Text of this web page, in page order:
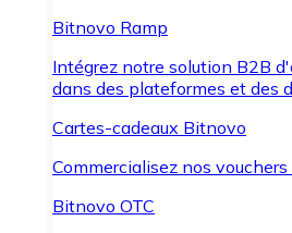
Bitnovo Ramp
Intégrez notre solution B2B
dans des plateformes et des
Cartes-cadeaux Bitnovo
Commercialisez nos
Bitnovo OTC